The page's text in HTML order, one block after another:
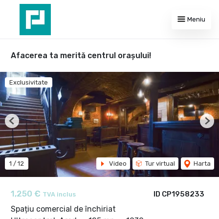
Meniu
Afacerea ta merită centrul orașului!
ID CP1958233
1,250 € TVA inclus
Spațiu comercial de închiriat
Exclusivitate
1 / 12 Video Tur virtual Harta
Previous